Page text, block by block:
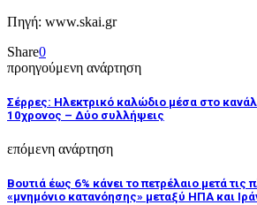
Πηγή: www.skai.gr
Share0
προηγούμενη ανάρτηση
Σέρρες: Ηλεκτρικό καλώδιο μέσα στο
10χρονος – Δύο συλλήψεις
επόμενη ανάρτηση
Βουτιά έως 6% κάνει το πετρέλαιο μετά τις
«μνημόνιο κατανόησης» μεταξύ ΗΠΑ και